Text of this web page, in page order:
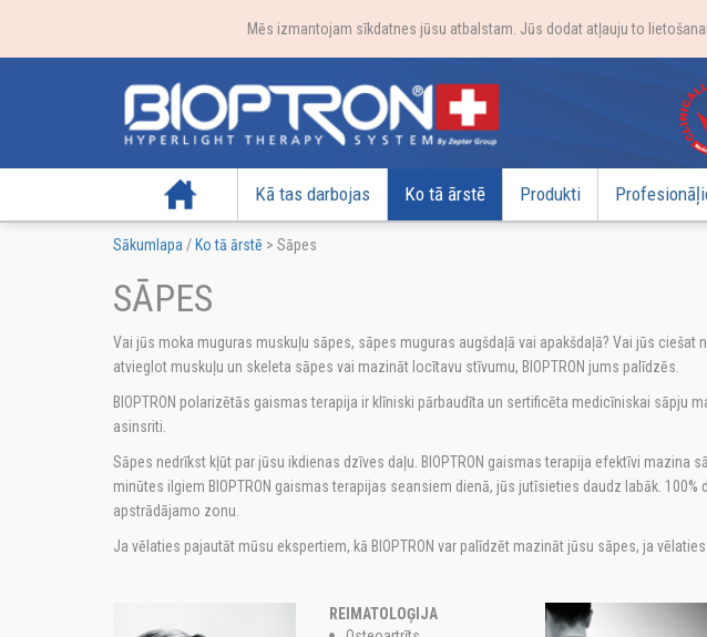
Mēs izmantojam sīkdatnes jūsu atbalstam. Jūs dodat atļauju to
Sākumlapa Kā tas darbojas Ko tā ārstē Produkti
Sākumlapa / Ko tā ārstē > Sāpes
SĀPES
Vai jūs moka muguras muskuļu sāpes, sāpes muguras augšdaļā vai apakšdaļā? Vai jūs
atvieglot muskuļu un skeleta sāpes vai mazināt locītavu stīvumu, BIOPTRON jums palīdzēs.
BIOPTRON polarizētās gaismas terapija ir klīniski pārbaudīta un sertificēta medicīniskai
asinsriti.
Sāpes nedrīkst kļūt par jūsu ikdienas dzīves daļu. BIOPTRON gaismas terapija efektīvi
minūtes ilgiem BIOPTRON gaismas terapijas seansiem dienā, jūs jutīsieties daudz labāk.
apstrādājamo zonu.
Ja vēlaties pajautāt mūsu ekspertiem, kā BIOPTRON var palīdzēt mazināt jūsu sāpes, ja
REIMATOLOĢIJA